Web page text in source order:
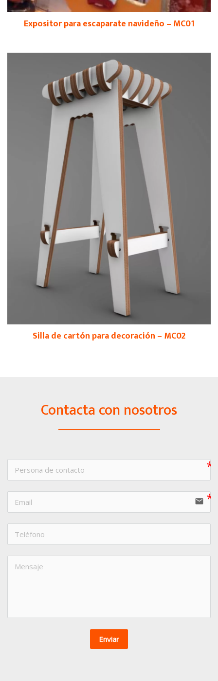
Expositor para escaparate navideño – MC01
Silla de cartón para decoración – MC02
Contacta con nosotros
email
Enviar